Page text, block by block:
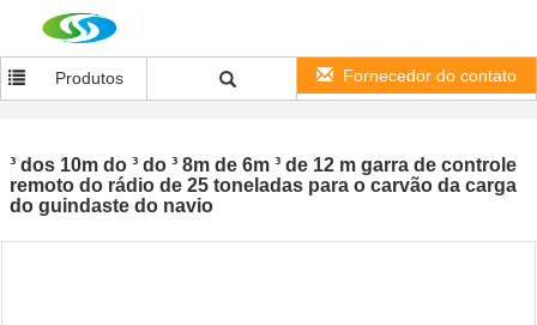
Produtos Fornecedor do contato
³ dos 10m do ³ do ³ 8m de 6m ³ de 12 m garra de controle
remoto do rádio de 25 toneladas para o carvão da carga
do guindaste do navio